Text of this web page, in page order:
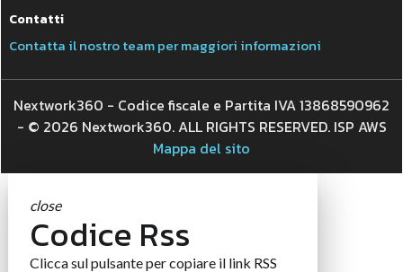
Contatti
Contatta il nostro team per maggiori informazioni
Nextwork360 - Codice fiscale e Partita IVA 13868590962
- © 2026 Nextwork360. ALL RIGHTS RESERVED. ISP AWS
Mappa del sito
close
Codice Rss
Clicca sul pulsante per copiare il link RSS